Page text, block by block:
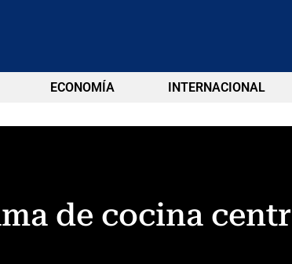
ECONOMÍA INTERNACIONAL
de cocina